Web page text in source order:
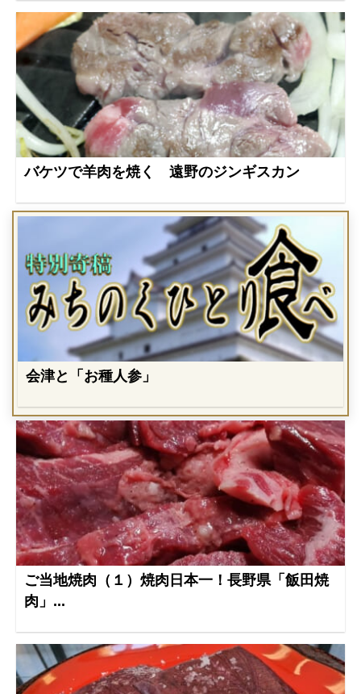
バケツで羊肉を焼く 遠野のジンギスカン
会津と「お種人参」
ご当地焼肉（１）焼肉日本一！長野県「飯田焼
肉」...